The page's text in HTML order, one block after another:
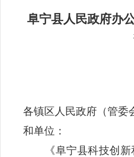
阜宁县人民政府办
各镇区人民政府（管委
和单位 ：
《阜宁县科技创